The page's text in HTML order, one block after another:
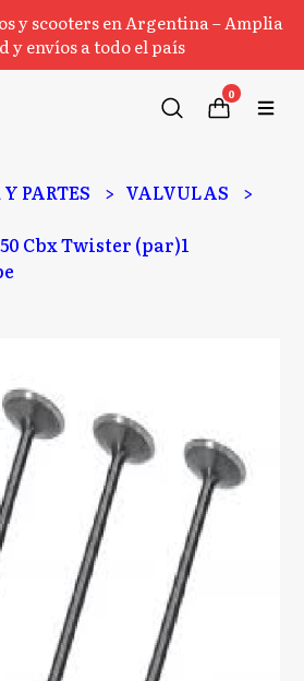
y scooters en Argentina – Amplia
y envíos a todo el país
0
PARTES
VALVULAS
Cbx Twister (par)1